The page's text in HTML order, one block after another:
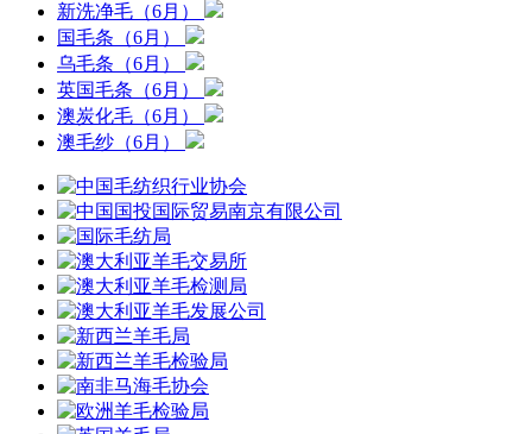
新洗净毛（6月）
国毛条（6月）
乌毛条（6月）
英国毛条（6月）
澳炭化毛（6月）
澳毛纱（6月）